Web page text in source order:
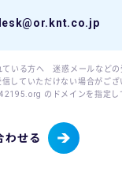
わせる
いる方へ 迷惑メールなどの
していただけない場合がござ
のドメインを指定し